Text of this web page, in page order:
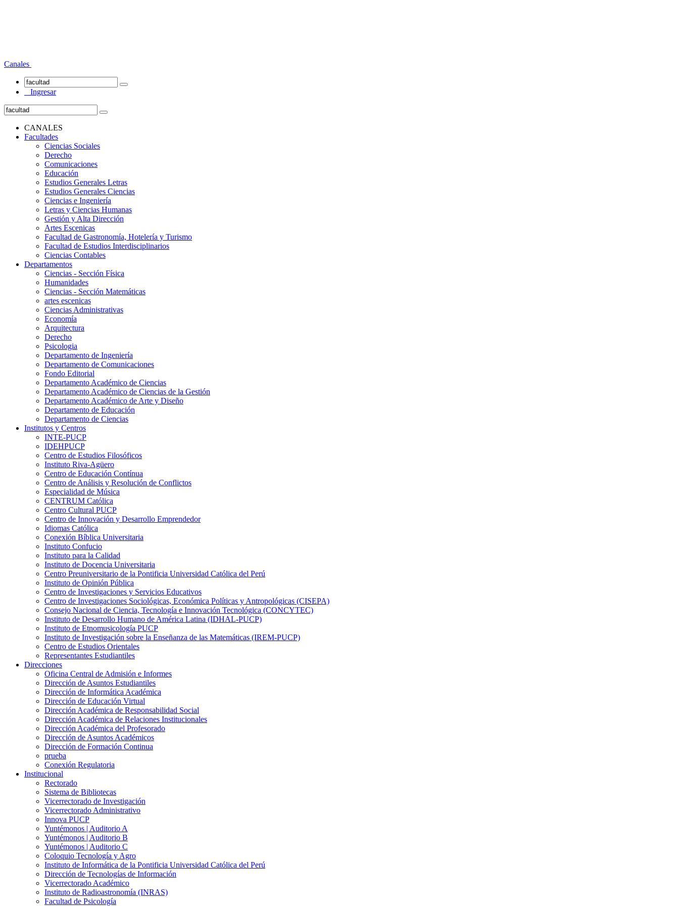
Canales
Ingresar
CANALES
Facultades
Ciencias Sociales
Derecho
Comunicaciones
Educación
Estudios Generales Letras
Estudios Generales Ciencias
Ciencias e Ingeniería
Letras y Ciencias Humanas
Gestión y Alta Dirección
Artes Escenicas
Facultad de Gastronomía, Hotelería y Turismo
Facultad de Estudios Interdisciplinarios
Ciencias Contables
Departamentos
Ciencias - Sección Física
Humanidades
Ciencias - Sección Matemáticas
artes escenicas
Ciencias Administrativas
Economía
Arquitectura
Derecho
Psicologia
Departamento de Ingeniería
Departamento de Comunicaciones
Fondo Editorial
Departamento Académico de Ciencias
Departamento Académico de Ciencias de la Gestión
Departamento Académico de Arte y Diseño
Departamento de Educación
Departamento de Ciencias
Institutos y Centros
INTE-PUCP
IDEHPUCP
Centro de Estudios Filosóficos
Instituto Riva-Agüero
Centro de Educación Contínua
Centro de Análisis y Resolución de Conflictos
Especialidad de Música
CENTRUM Católica
Centro Cultural PUCP
Centro de Innovación y Desarrollo Emprendedor
Idiomas Católica
Conexión Bíblica Universitaria
Instituto Confucio
Instituto para la Calidad
Instituto de Docencia Universitaria
Centro Preuniversitario de la Pontificia Universidad Católica del Perú
Instituto de Opinión Pública
Centro de Investigaciones y Servicios Educativos
Centro de Investigaciones Sociológicas, Económica Políticas y Antropológicas (CISEPA)
Consejo Nacional de Ciencia, Tecnología e Innovación Tecnológica (CONCYTEC)
Instituto de Desarrollo Humano de América Latina (IDHAL-PUCP)
Instituto de Etnomusicología PUCP
Instituto de Investigación sobre la Enseñanza de las Matemáticas (IREM-PUCP)
Centro de Estudios Orientales
Representantes Estudiantiles
Direcciones
Oficina Central de Admisión e Informes
Dirección de Asuntos Estudiantiles
Dirección de Informática Académica
Dirección de Educación Virtual
Dirección Académica de Responsabilidad Social
Dirección Académica de Relaciones Institucionales
Dirección Académica del Profesorado
Dirección de Asuntos Académicos
Dirección de Formación Continua
prueba
Conexión Regulatoria
Institucional
Rectorado
Sistema de Bibliotecas
Vicerrectorado de Investigación
Vicerrectorado Administrativo
Innova PUCP
Yuntémonos | Auditorio A
Yuntémonos | Auditorio B
Yuntémonos | Auditorio C
Coloquio Tecnología y Agro
Instituto de Informática de la Pontificia Universidad Católica del Perú
Dirección de Tecnologías de Información
Vicerrectorado Académico
Instituto de Radioastronomía (INRAS)
Facultad de Psicología